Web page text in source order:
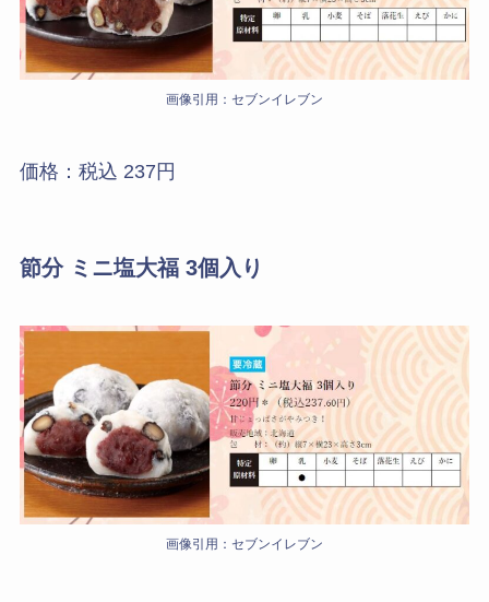
画像引用：セブンイレブン
価格：税込 237円
節分 ミニ塩大福 3個入り
画像引用：セブンイレブン